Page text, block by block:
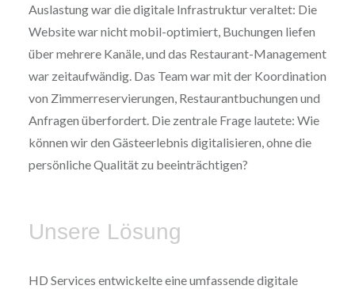
Auslastung war die digitale Infrastruktur veraltet: Die
Website war nicht mobil-optimiert, Buchungen liefen
über mehrere Kanäle, und das Restaurant-Management
war zeitaufwändig. Das Team war mit der Koordination
von Zimmerreservierungen, Restaurantbuchungen und
Anfragen überfordert. Die zentrale Frage lautete: Wie
können wir den Gästeerlebnis digitalisieren, ohne die
persönliche Qualität zu beeinträchtigen?
Unsere Lösung
HD Services entwickelte eine umfassende digitale